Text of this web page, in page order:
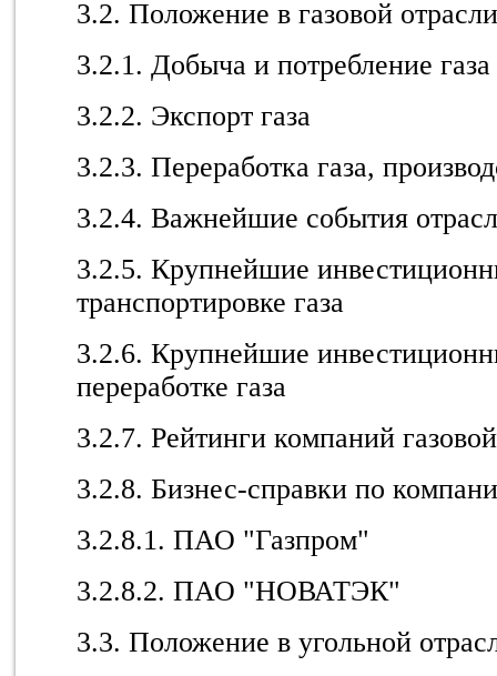
3.2. Положение в газовой отрасли
3.2.1. Добыча и потребление газа
3.2.2. Экспорт газа
3.2.3. Переработка газа,
3.2.4. Важнейшие события
3.2.5. Крупнейшие
транспортировке газа
3.2.6. Крупнейшие
переработке газа
3.2.7. Рейтинги компаний
3.2.8. Бизнес-справки по
3.2.8.1. ПАО "Газпром"
3.2.8.2. ПАО "НОВАТЭК"
3.3. Положение в угольной